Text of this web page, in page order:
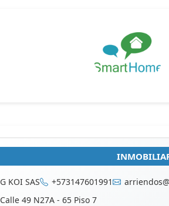
G KOI SAS +573147601991
Calle 49 N27A - 65 Piso 7